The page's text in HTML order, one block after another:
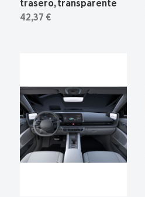
trasero, transparente
42,37 €